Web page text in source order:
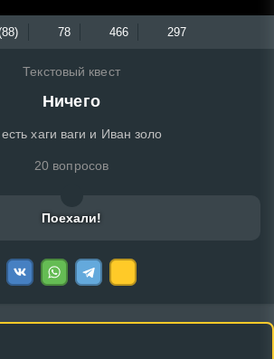
78 466 297
Текстовый квест
Ничего
есть хаги ваги и Иван золо
20 вопросов
Поехали!